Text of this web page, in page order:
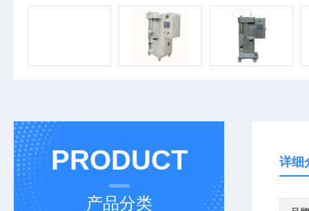
PRODUCT
产品分类
详细